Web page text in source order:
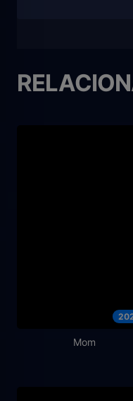
Mom